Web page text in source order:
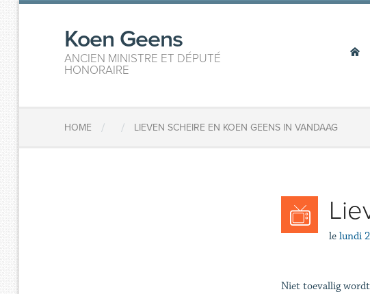
Koen Geens
ANCIEN MINISTRE ET DÉPUTÉ
HONORAIRE
HOME / / LIEVEN SCHEIRE EN KOEN GEENS IN VANDAAG
le lundi
Niet toevallig